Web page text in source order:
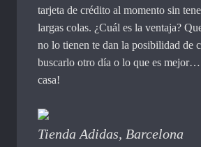
tarjeta de crédito al momento sin
largas colas. ¿Cuál es la ventaja?
no lo tienen te dan la posibilidad de
buscarlo otro día o lo que es
casa!
Tienda Adidas, Barcelona